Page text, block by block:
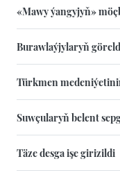
«Mawy ýangyjyň»
Burawlaýjylaryň
Türkmen
Suwçularyň belent
Täze desga işe girizildi